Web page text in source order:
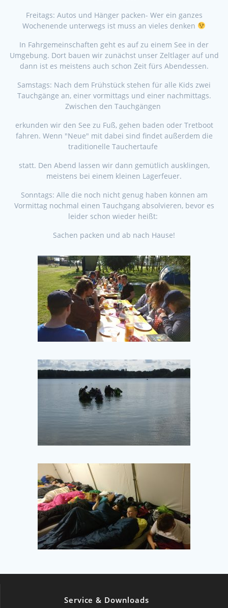
Freitags: Autos und Hänger packen- Wer ein ganzes
Wochenende unterwegs ist muss an vieles denken
In Fahrgemeinschaften geht es auf zu einem See in der
Umgebung. Dort bauen wir zunächst unser Zeltlager auf und
dann ist es meistens auch schon Zeit fürs Abendessen.
Samstags: Nach dem Frühstück stehen für alle Kids zwei
Tauchgänge an, einer vormittags und einer nachmittags.
Zwischen den Tauchgängen
erkunden wir den See zu Fuß, gehen baden oder Tretboot
fahren. Wenn "Neue" mit dabei sind findet außerdem die
traditionelle Tauchertaufe
statt. Den Abend lassen wir dann gemütlich ausklingen,
meistens bei einem kleinen Lagerfeuer.
Sonntags: Alle die noch nicht genug haben können am
Vormittag nochmal einen Tauchgang absolvieren, bevor es
leider schon wieder heißt:
Sachen packen und ab nach Hause!
Service & Downloads